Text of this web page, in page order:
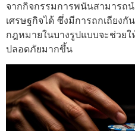
จากกิจกรรมการพนันสามารถ
เศรษฐกิจได้ ซึ่งมีการถกเถียง
กฎหมายในบางรูปแบบจะช่วย
ปลอดภัยมากขึ้น